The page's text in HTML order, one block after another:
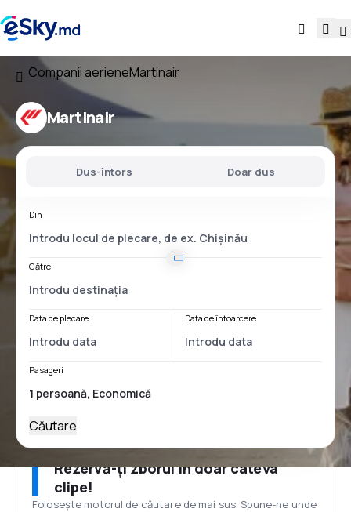
Companii aerieneMartinair
Martinair
Dus-întors Doar dus
Din
Către
Data de plecare Data de întoarcere
Pasageri
Căutare
Rezervă-ți zborul în doar câteva
clipe!
Folosește motorul de căutare de mai sus. Spune-ne unde